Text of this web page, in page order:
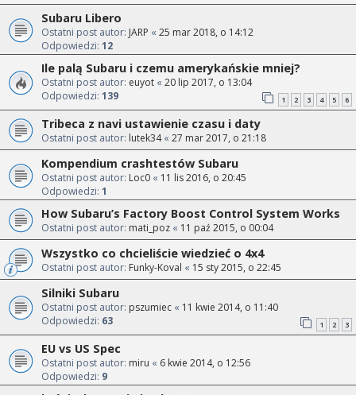
Subaru Libero
Ostatni post autor: JARP « 25 mar 2018, o 14:12
Odpowiedzi: 12
Ile palą Subaru i czemu amerykańskie mniej?
Ostatni post autor: euyot « 20 lip 2017, o 13:04
Odpowiedzi: 139 1 2 3 4 5 6
Tribeca z navi ustawienie czasu i daty
Ostatni post autor: lutek34« 27 mar 2017, o 21:18
Kompendium crashtestów Subaru
Ostatni post autor: Loc0 « 11 lis 2016, o 20:45
Odpowiedzi: 1
How Subaru’s Factory Boost Control System Works
Ostatni post autor: mati_poz « 11 paź 2015, o 00:04
Wszystko co chcieliście wiedzieć o 4x4
Ostatni post autor: Funky-Koval « 15 sty 2015, o 22:45
Silniki Subaru
Ostatni post autor: pszumiec « 11 kwie 2014, o 11:40
Odpowiedzi: 63 1 2 3
EU vs US Spec
Ostatni post autor: miru « 6 kwie 2014, o 12:56
Odpowiedzi: 9